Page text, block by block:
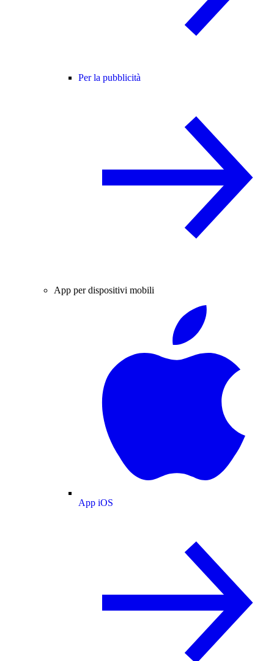
Per la pubblicità
App per dispositivi mobili
App iOS